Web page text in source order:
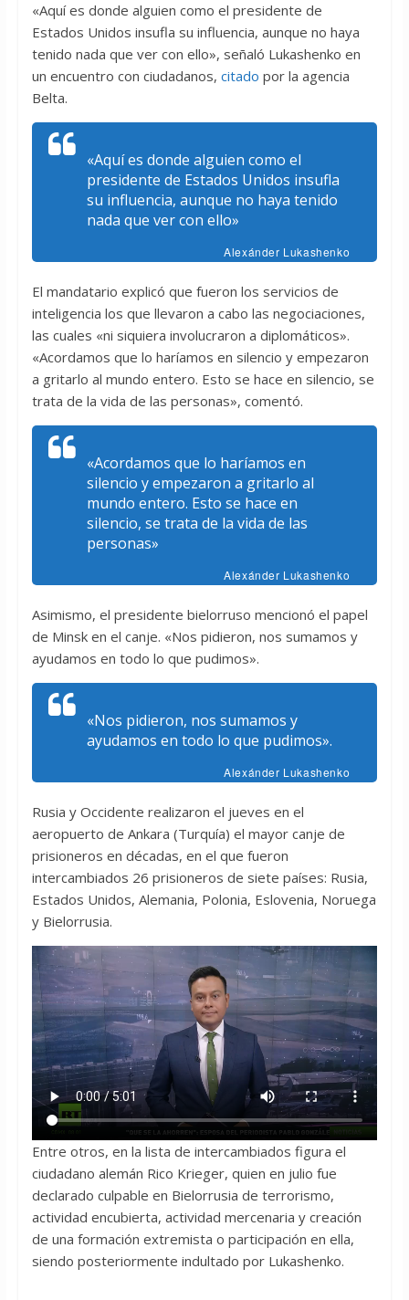
«Aquí es donde alguien como el presidente de
Estados Unidos insufla su influencia, aunque no haya
tenido nada que ver con ello», señaló Lukashenko en
un encuentro con ciudadanos, citado por la agencia
Belta.
«Aquí es donde alguien como el
presidente de Estados Unidos insufla
su influencia, aunque no haya tenido
nada que ver con ello»
Alexánder Lukashenko
El mandatario explicó que fueron los servicios de
inteligencia los que llevaron a cabo las negociaciones,
las cuales «ni siquiera involucraron a diplomáticos».
«Acordamos que lo haríamos en silencio y empezaron
a gritarlo al mundo entero. Esto se hace en silencio, se
trata de la vida de las personas», comentó.
«Acordamos que lo haríamos en
silencio y empezaron a gritarlo al
mundo entero. Esto se hace en
silencio, se trata de la vida de las
personas»
Alexánder Lukashenko
Asimismo, el presidente bielorruso mencionó el papel
de Minsk en el canje. «Nos pidieron, nos sumamos y
ayudamos en todo lo que pudimos».
«Nos pidieron, nos sumamos y
ayudamos en todo lo que pudimos».
Alexánder Lukashenko
Rusia y Occidente realizaron el jueves en el
aeropuerto de Ankara (Turquía) el mayor canje de
prisioneros en décadas, en el que fueron
intercambiados 26 prisioneros de siete países: Rusia,
Estados Unidos, Alemania, Polonia, Eslovenia, Noruega
y Bielorrusia.
Entre otros, en la lista de intercambiados figura el
ciudadano alemán Rico Krieger, quien en julio fue
declarado culpable en Bielorrusia de terrorismo,
actividad encubierta, actividad mercenaria y creación
de una formación extremista o participación en ella,
siendo posteriormente indultado por Lukashenko.